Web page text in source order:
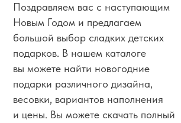
Поздравляем вас с наступающим
Новым Годом и предлагаем
большой выбор сладких детских
подарков. В нашем каталоге
вы можете найти новогодние
подарки различного дизайна,
весовки, вариантов наполнения
и цены. Вы можете скачать полный